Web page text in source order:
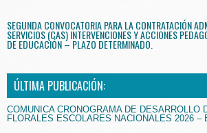
SEGUNDA CONVOCATORIA PARA LA CONTRATACIÓN
SERVICIOS (CAS) INTERVENCIONES Y ACCIONES
DE EDUCACIÓN – PLAZO DETERMINADO.
ÚLTIMA PUBLICACIÓN:
COMUNICA CRONOGRAMA DE DESARROLLO
FLORALES ESCOLARES NACIONALES 2026 –